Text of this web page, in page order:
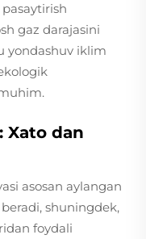
gaz darajasini
yondashuv iklim
Xato dan
asosan aylangan
shuningdek,
foydali